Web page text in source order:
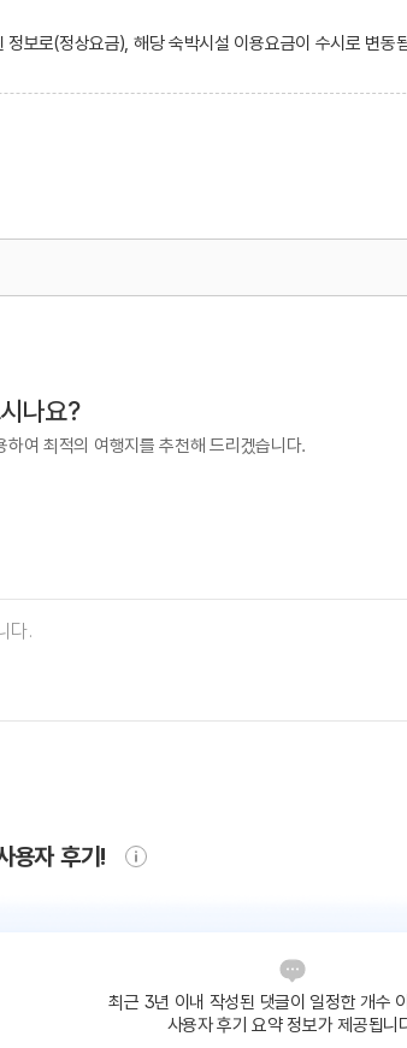
보로(정상요금), 해당 숙박시설 이용요금이 수시로 변동
나요?
여 최적의 여행지를 추천해 드리겠습니다.
용자 후기!
최근 3년 이내 작성된 댓글이 일정한 개수
사용자 후기 요약 정보가 제공됩니